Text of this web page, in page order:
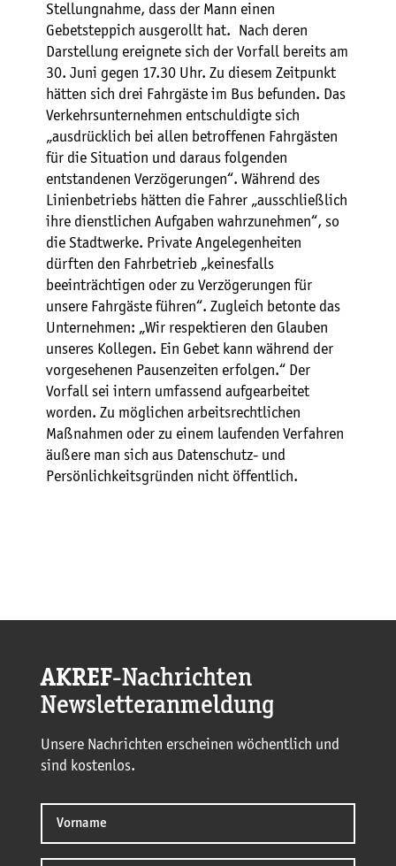
Stellungnahme, dass der Mann einen
Gebetsteppich ausgerollt hat. Nach deren
Darstellung ereignete sich der Vorfall bereits am
30. Juni gegen 17.30 Uhr. Zu diesem Zeitpunkt
hätten sich drei Fahrgäste im Bus befunden. Das
Verkehrsunternehmen entschuldigte sich
„ausdrücklich bei allen betroffenen Fahrgästen
für die Situation und daraus folgenden
entstandenen Verzögerungen“. Während des
Linienbetriebs hätten die Fahrer „ausschließlich
ihre dienstlichen Aufgaben wahrzunehmen“, so
die Stadtwerke. Private Angelegenheiten
dürften den Fahrbetrieb „keinesfalls
beeinträchtigen oder zu Verzögerungen für
unsere Fahrgäste führen“. Zugleich betonte das
Unternehmen: „Wir respektieren den Glauben
unseres Kollegen. Ein Gebet kann während der
vorgesehenen Pausenzeiten erfolgen.“ Der
Vorfall sei intern umfassend aufgearbeitet
worden. Zu möglichen arbeitsrechtlichen
Maßnahmen oder zu einem laufenden Verfahren
äußere man sich aus Datenschutz- und
Persönlichkeitsgründen nicht öffentlich.
AKREF-Nachrichten
Newsletteranmeldung
Unsere Nachrichten erscheinen wöchentlich und
sind kostenlos.